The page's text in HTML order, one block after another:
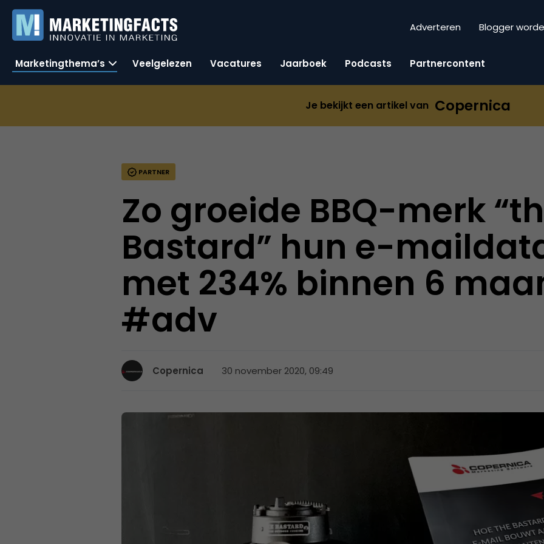
Adverteren Blogger
Marketingthema’s Veelgelezen Vacatures Jaarboek Podcasts Partnercontent
Je bekijkt een artikel van Copernica
PARTNER
Zo groeide BBQ-merk
Bastard” hun e-
met 234% binnen 6
#adv
Copernica 30 november 2020, 09:49